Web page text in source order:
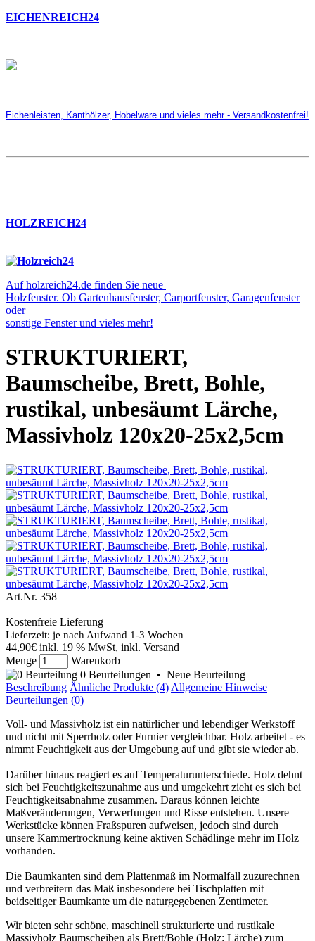
EICHENREICH24
Eichenleisten, Kanthölzer, Hobelware und vieles mehr - Versandkostenfrei!
HOLZREICH24
Auf holzreich24.de finden Sie neue
Holzfenster. Ob Gartenhausfenster, Carportfenster, Garagenfenster
oder
sonstige Fenster und vieles mehr!
STRUKTURIERT,
Baumscheibe, Brett, Bohle,
rustikal, unbesäumt Lärche,
Massivholz 120x20-25x2,5cm
Art.Nr. 358
Kostenfreie Lieferung
Lieferzeit: je nach Aufwand 1-3 Wochen
44,90€ inkl. 19 % MwSt, inkl. Versand
Menge
Warenkorb
0 Beurteilungen • Neue Beurteilung
Beschreibung Ähnliche Produkte (4) Allgemeine Hinweise
Beurteilungen (0)
Voll- und Massivholz ist ein natürlicher und lebendiger Werkstoff
und nicht mit Sperrholz oder Furnier vergleichbar. Holz arbeitet - es
nimmt Feuchtigkeit aus der Umgebung auf und gibt sie wieder ab.
Darüber hinaus reagiert es auf Temperaturunterschiede. Holz dehnt
sich bei Feuchtigkeitszunahme aus und umgekehrt zieht es sich bei
Feuchtigkeitsabnahme zusammen. Daraus können leichte
Maßveränderungen, Verwerfungen und Risse entstehen. Unsere
Werkstücke können Fraßspuren aufweisen, jedoch sind durch
unsere Kammertrocknung keine aktiven Schädlinge mehr im Holz
vorhanden.
Die Baumkanten sind dem Plattenmaß im Normalfall zuzurechnen
und verbreitern das Maß insbesondere bei Tischplatten mit
beidseitiger Baumkante um die naturgegebenen Zentimeter.
Wir bieten sehr schöne, maschinell strukturierte und rustikale
Massivholz Baumscheiben als Brett/Bohle (Holz: Lärche) zum